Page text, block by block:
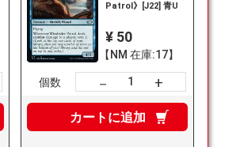
Patrol》[J22] 青U
¥ 50
【NM 在庫:17】
個数 － +
カートに追加